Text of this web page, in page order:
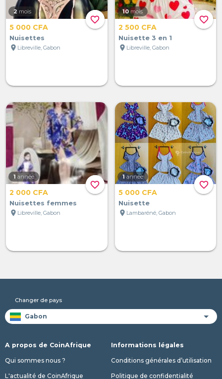
favorite_border
2 mois
5 000 CFA
Nuisettes
location_on Libreville, Gabon
favorite_border
10 mois
2 500 CFA
Nuisette 3 en 1
location_on Libreville, Gabon
favorite_border
1 année
2 000 CFA
Nuisettes femmes
location_on Libreville, Gabon
favorite_border
1 année
5 000 CFA
Nuisette
location_on Lambaréné, Gabon
Changer de pays
A propos de CoinAfrique
Qui sommes nous ?
L'actualité de CoinAfrique
Informations légales
Conditions générales d’utilisation
Politique de confidentialité